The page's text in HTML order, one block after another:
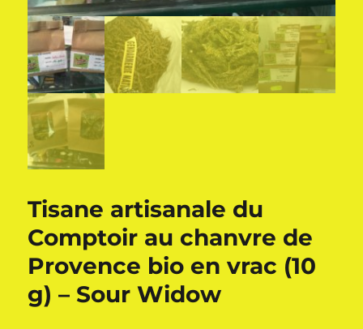
Tisane artisanale du
Comptoir au chanvre de
Provence bio en vrac (10
g) – Sour Widow